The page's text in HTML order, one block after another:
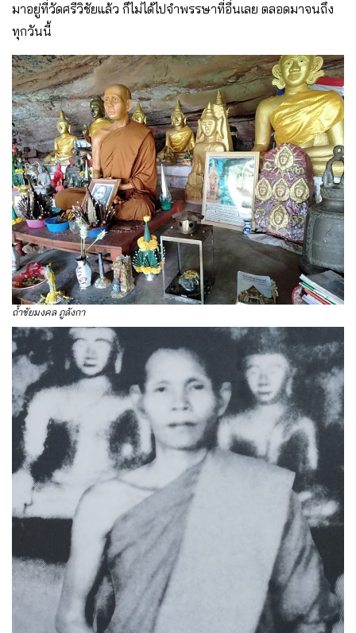
มาอยู่ที่วัดศรีวิชัยแล้ว ก็ไม่ได้ไปจำพรรษาที่อื่นเลย ตลอดมาจนถึง
ทุกวันนี้
ถ้ำชัยมงคล ภูลังกา